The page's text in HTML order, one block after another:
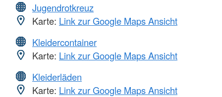
Jugendrotkreuz
Karte: Link zur Google Maps Ansicht
Kleidercontainer
Karte: Link zur Google Maps Ansicht
Kleiderläden
Karte: Link zur Google Maps Ansicht